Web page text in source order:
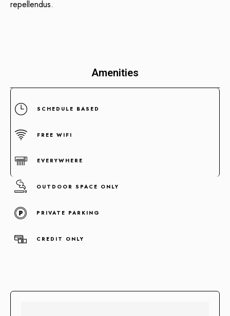
Concentramos la fuerza de +100 enlaces de alta autoridad
en un sólo enlace clave.
repellendus.
Amenities
SCHEDULE BASED
FREE WIFI
EVERYWHERE
OUTDOOR SPACE ONLY
PRIVATE PARKING
CREDIT ONLY